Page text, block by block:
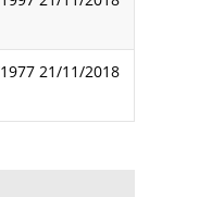
21/11/2018